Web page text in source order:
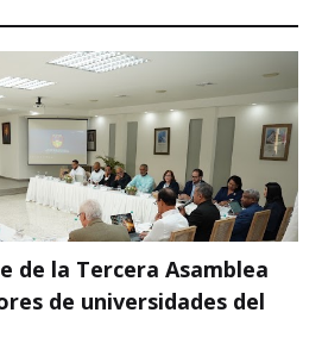
de la Tercera Asamblea
de universidades del